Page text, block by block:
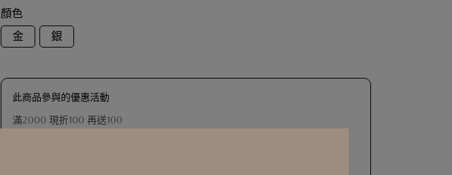
顏色
金
銀
此商品參與的優惠活動
滿2000 現折100 再送100